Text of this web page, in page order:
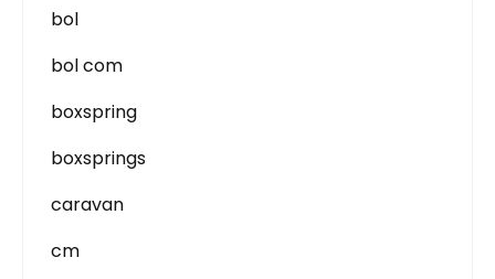
bol
bol com
boxspring
boxsprings
caravan
cm